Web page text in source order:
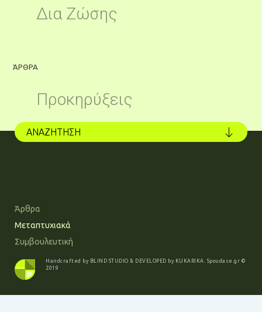
Δια Ζώσης
ΆΡΘΡΑ
Προκηρύξεις
ΑΝΑΖΗΤΗΣΗ
Άρθρα
Μεταπτυχιακά
Συμβουλευτική
Handcrafted by BLIND STUDIO & DEVELOPED by KUKARIKA. Spoudase.gr ©
2019